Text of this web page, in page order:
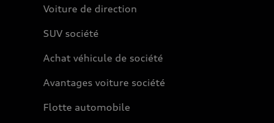
Voiture de direction
SUV société
Achat véhicule de société
Avantages voiture société
Flotte automobile